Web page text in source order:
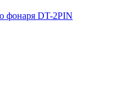
фонаря DT-2PIN